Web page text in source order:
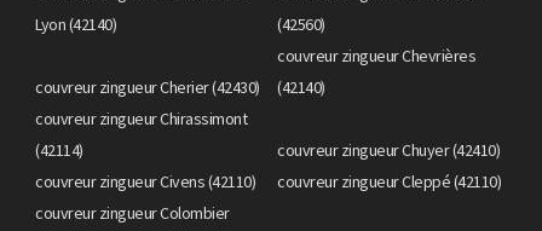
Lyon (42140)
(42560)
couvreur zingueur Cherier (42430)
couvreur zingueur Chevrières
(42140)
couvreur zingueur Chirassimont
(42114)
couvreur zingueur Chuyer (42410)
couvreur zingueur Civens (42110)
couvreur zingueur Cleppé (42110)
couvreur zingueur Colombier